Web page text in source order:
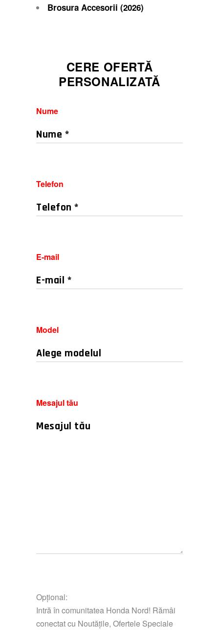
Brosura Accesorii (2026)
CERE OFERTĂ
PERSONALIZATĂ
Nume
Telefon
E-mail
Model
Mesajul tău
Opțional:
Intră în comunitatea Honda Nord! Rămâi
conectat cu Noutățile, Ofertele Speciale